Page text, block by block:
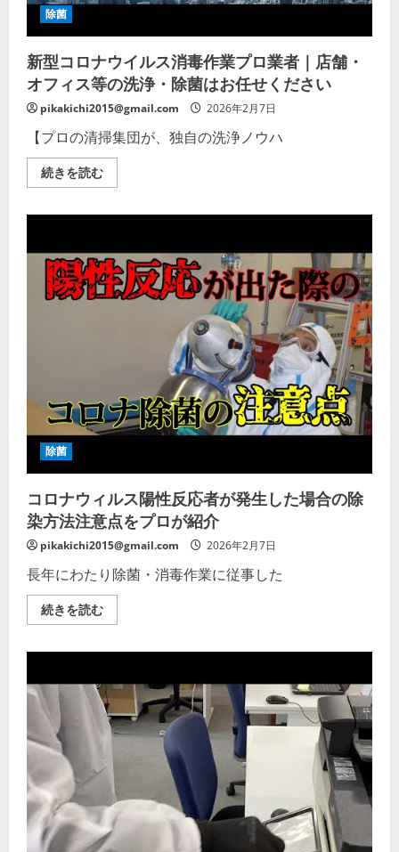
ン】
詳
を
ご
覧
く
だ
い
除菌
新型コロナウイルス消毒作業プロ業者｜店舗・
オフィス等の洗浄・除菌はお任せください
pikakichi2015@gmail.com 2026年2月7日
【プロの清掃集団が、独自の洗浄ノウハ
続きを読む新
型
ル
ス
消
毒
舗・
オ
フ
等
洗
浄・
除
菌
は
任
せ
く
だ
さ
詳
を
ご
覧
く
だ
い
除菌
コロナウィルス陽性反応者が発生した場合の除
染方法注意点をプロが紹介
pikakichi2015@gmail.com 2026年2月7日
長年にわたり除菌・消毒作業に従事した
続きを読むコ
ロ
ス
陽
性
反
応
が
発
生
し
た
場
合
の